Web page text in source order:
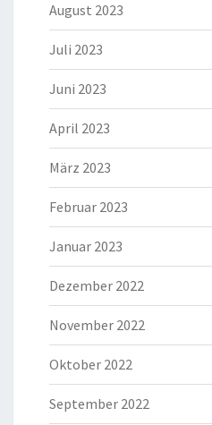
August 2023
Juli 2023
Juni 2023
April 2023
März 2023
Februar 2023
Januar 2023
Dezember 2022
November 2022
Oktober 2022
September 2022